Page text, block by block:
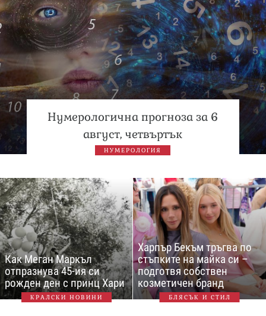
Нумерологична прогноза за 6
август, четвъртък
НУМЕРОЛОГИЯ
Как Меган Маркъл
отпразнува 45-ия си
рожден ден с принц Хари
КРАЛСКИ НОВИНИ
Харпър Бекъм тръгва по
стъпките на майка си –
подготвя собствен
козметичен бранд
БЛЯСЪК И СТИЛ